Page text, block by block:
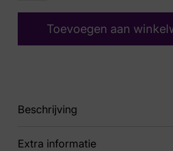
Toevoegen aan
Beschrijving
122
Extra informatie